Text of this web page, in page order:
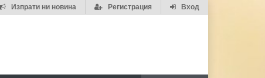
Вход
Регистрация
Изпрати ни новина